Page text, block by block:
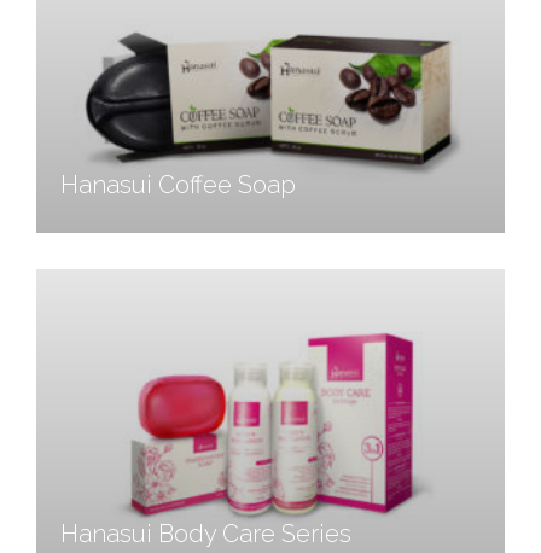
Hanasui Coffee Soap
Hanasui Body Care Series